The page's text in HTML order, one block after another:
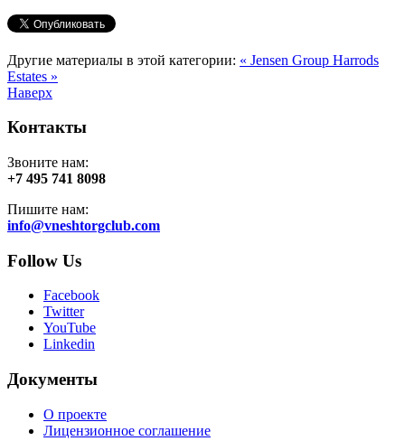
Другие материалы в этой категории: « Jensen Group Harrods
Estates »
Наверх
Контакты
Звоните нам:
+7 495 741 8098
Пишите нам:
info@vneshtorgclub.com
Follow Us
Facebook
Twitter
YouTube
Linkedin
Документы
О проекте
Лицензионное соглашение